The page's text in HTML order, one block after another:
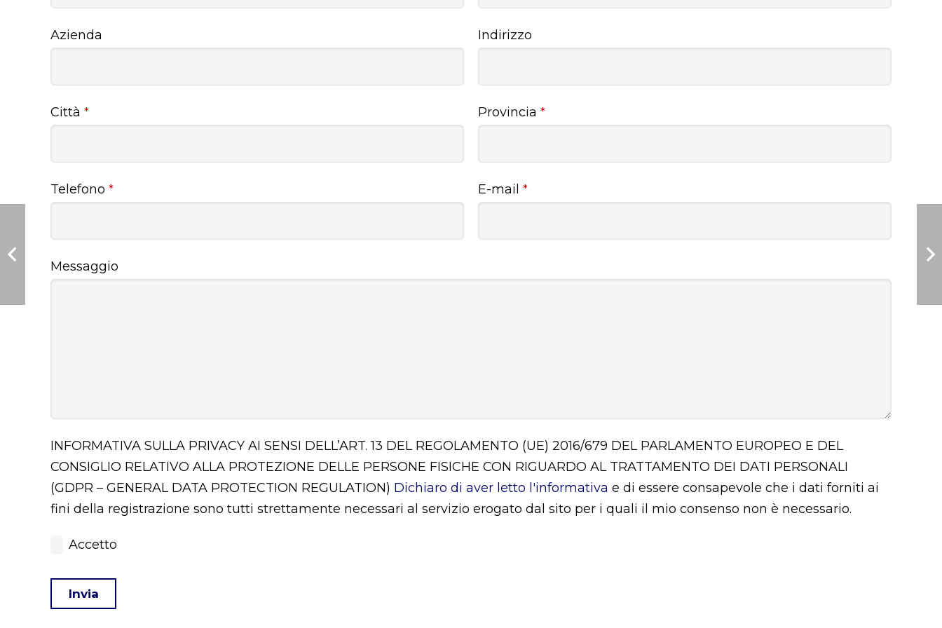
Azienda
Città *
Telefono *
Indirizzo
Provincia *
E-mail *
Messaggio
INFORMATIVA SULLA PRIVACY AI SENSI DELL’ART. 13 DEL REGOLAMENTO (UE) 2016/679 DEL PARLAMENTO EUROPEO E DEL
CONSIGLIO RELATIVO ALLA PROTEZIONE DELLE PERSONE FISICHE CON RIGUARDO AL TRATTAMENTO DEI DATI PERSONALI
(GDPR – GENERAL DATA PROTECTION REGULATION) Dichiaro di aver letto l'informativa e di essere consapevole che i dati forniti ai
fini della registrazione sono tutti strettamente necessari al servizio erogato dal sito per i quali il mio consenso non è necessario.
Accetto
Invia